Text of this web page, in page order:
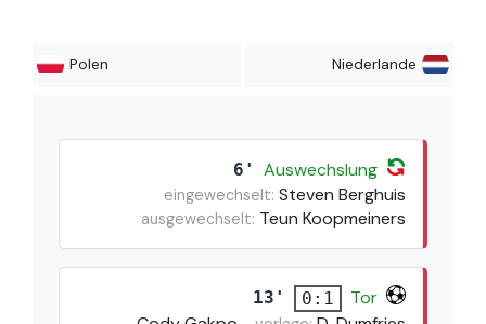
Polen Niederlande
6' Auswechslung
eingewechselt: Steven Berghuis
ausgewechselt: Teun Koopmeiners
13' 0:1
Tor